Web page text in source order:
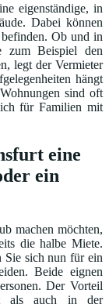
eigenständige, in
Dabei können
Ob und in
zum Beispiel den
legt der Vermieter
hängt
sind oft
für Familien mit
eine
ein
machen möchten,
die halbe Miete.
Sie sich nun für ein
Beide eignen
Der Vorteil
als auch in der